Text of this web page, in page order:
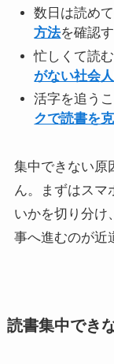
数日は読め
方法を確認
忙しくて読
がない社会
活字を追う
クで読書を
集中できない原
ん。まずはスマ
いかを切り分け
事へ進むのが近
読書集中でき